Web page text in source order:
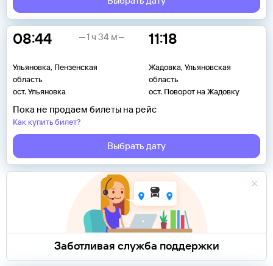
08:44
Ульяновка, Пензенская
область
ост. Ульяновка
11:18
Жадовка, Ульяновская
область
ост. Поворот на Жадовку
1 ч 34 м
Пока не продаем билеты на рейс
Как купить билет?
Выбрать дату
Заботливая служба поддержки